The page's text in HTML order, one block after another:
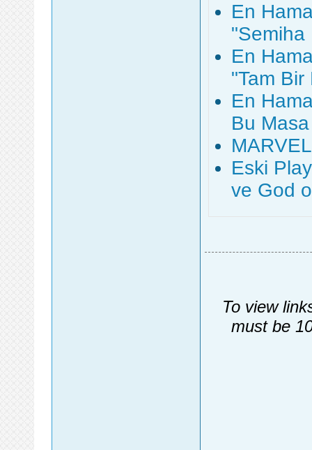
En
"Semiha
En
"Tam Bir
En
Bu
Eski
ve God
To view
must be